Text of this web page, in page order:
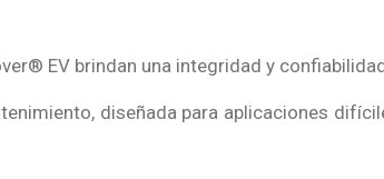
EV brindan una integridad y
diseñada para aplicaciones